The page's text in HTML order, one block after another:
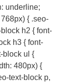
underline;
{ .seo-
h2 { font-
h3 { font-
block ul {
480px) {
text-block p,